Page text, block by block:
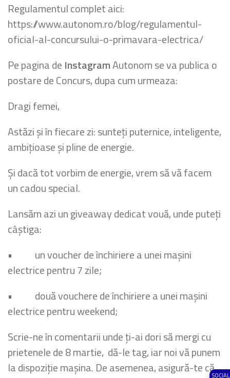
SOCIAL
Regulamentul complet aici:
https://www.autonom.ro/blog/regulamentul-
oficial-al-concursului-o-primavara-electrica/
Pe pagina de InstagramAutonom se va publica o
postare de Concurs, dupa cum urmeaza:
Dragi femei,
Astăzi și în fiecare zi: sunteți puternice, inteligente,
ambițioase și pline de energie.
Și dacă tot vorbim de energie, vrem să vă facem
un cadou special.
Lansăm azi un giveaway dedicat vouă, unde puteți
câștiga:
• un voucher de închiriere a unei mașini
electrice pentru 7 zile;
• două vouchere de închiriere a unei mașini
electrice pentru weekend;
Scrie-ne în comentarii unde ți-ai dori să mergi cu
prietenele de 8 martie, dă-le tag, iar noi vă punem
la dispoziție mașina. De asemenea, asigură-te că